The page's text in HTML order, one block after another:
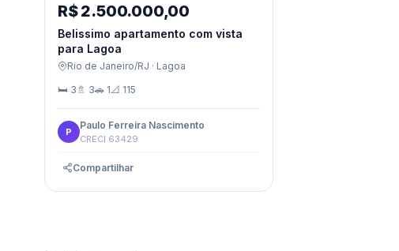
R$ 2.500.000,00
Belissimo apartamento com vista
para Lagoa
Rio de Janeiro/RJ · Lagoa
🛏 3 🚿 3🚗 1📐 115
P
Paulo Ferreira Nascimento
CRECI 63429
Compartilhar